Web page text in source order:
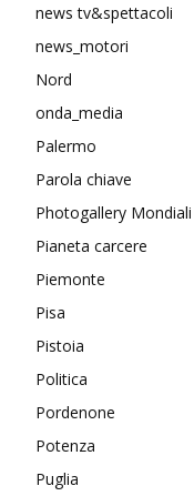
news tv&spettacoli
news_motori
Nord
onda_media
Palermo
Parola chiave
Photogallery Mondiali
Pianeta carcere
Piemonte
Pisa
Pistoia
Politica
Pordenone
Potenza
Puglia